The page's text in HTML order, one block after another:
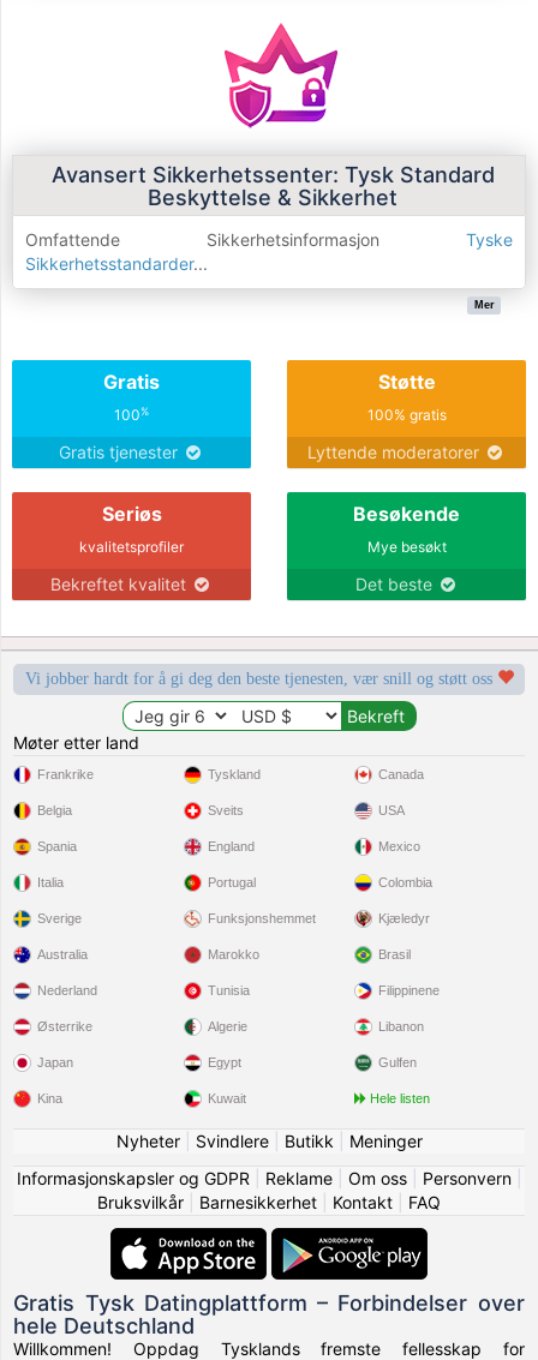
Avansert Sikkerhetssenter: Tysk Standard
Beskyttelse & Sikkerhet
Omfattende Sikkerhetsinformasjon Tyske
Sikkerhetsstandarder...
Mer
Gratis
100%
Gratis tjenester
Støtte
100% gratis
Lyttende moderatorer
Seriøs
kvalitetsprofiler
Bekreftet kvalitet
Besøkende
Mye besøkt
Det beste
Vi jobber hardt for å gi deg den beste tjenesten, vær snill og støtt oss
Møter etter land
Frankrike
Belgia
Spania
Italia
Sverige
Tyskland
Sveits
England
Portugal
Funksjonshemmet
Canada
USA
Mexico
Colombia
Kjæledyr
Australia
Nederland
Østerrike
Japan
Kina
Marokko
Tunisia
Algerie
Egypt
Kuwait
Brasil
Filippinene
Libanon
Gulfen
Hele listen
Nyheter| Svindlere| Butikk
Meninger
Informasjonskapsler og GDPR
Reklame| Om oss| Personvern|
Bruksvilkår
Barnesikkerhet Kontakt FAQ
Gratis Tysk Datingplattform – Forbindelser over
hele Deutschland
Willkommen! Oppdag Tysklands fremste fellesskap for